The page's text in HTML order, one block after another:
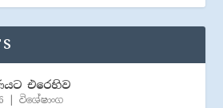
එරෙහිව
|විශේෂාංග